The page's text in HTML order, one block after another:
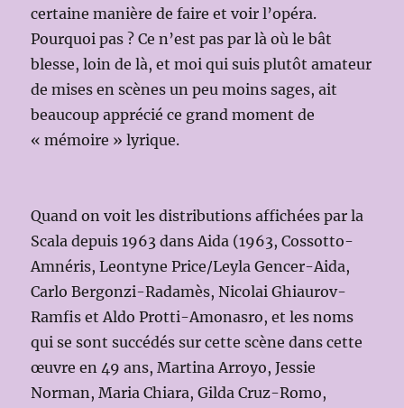
certaine manière de faire et voir l’opéra.
Pourquoi pas ? Ce n’est pas par là où le bât
blesse, loin de là, et moi qui suis plutôt amateur
de mises en scènes un peu moins sages, ait
beaucoup apprécié ce grand moment de
« mémoire » lyrique.
Quand on voit les distributions affichées par la
Scala depuis 1963 dans Aida (1963, Cossotto-
Amnéris, Leontyne Price/Leyla Gencer-Aida,
Carlo Bergonzi-Radamès, Nicolai Ghiaurov-
Ramfis et Aldo Protti-Amonasro, et les noms
qui se sont succédés sur cette scène dans cette
œuvre en 49 ans, Martina Arroyo, Jessie
Norman, Maria Chiara, Gilda Cruz-Romo,